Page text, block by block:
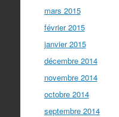
mars 2015
février 2015
janvier 2015
décembre 2014
novembre 2014
octobre 2014
septembre 2014